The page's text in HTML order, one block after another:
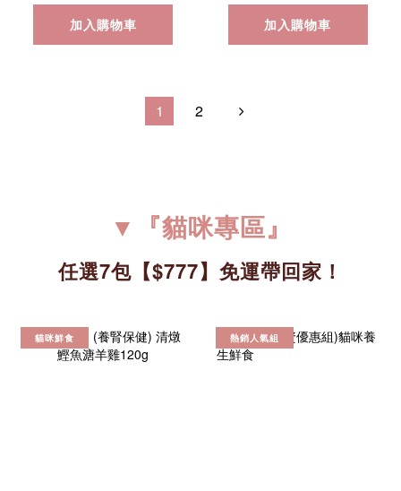
加入購物車 加入購物車
1 2
▼『貓咪專區』
任選7包 【$777】免運帶回家 ！
貓咪鮮食 熱銷人氣組